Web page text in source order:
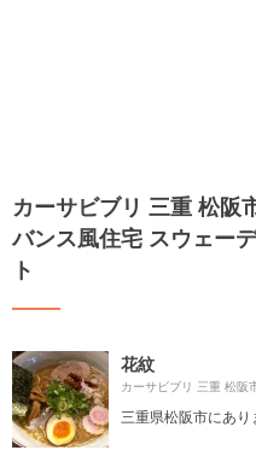
カーサビブリ 三重 松阪
バンス風住宅 スウェー
ト
花紋
三重県松阪市にあり